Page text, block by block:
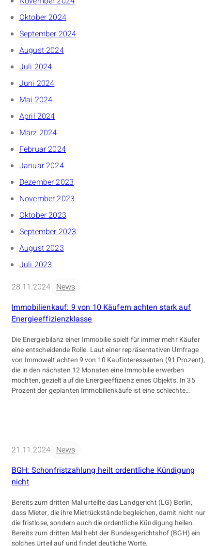
Oktober 2024
September 2024
August 2024
Juli 2024
Juni 2024
Mai 2024
April 2024
März 2024
Februar 2024
Januar 2024
Dezember 2023
November 2023
Oktober 2023
September 2023
August 2023
Juli 2023
28.11.2024 News
Immobilienkauf: 9 von 10 Käufern achten stark auf
Energieeffizienzklasse
Die Energiebilanz einer Immobilie spielt für immer mehr Käufer
eine entscheidende Rolle. Laut einer repräsentativen Umfrage
von Immowelt achten 9 von 10 Kaufinteressenten (91 Prozent),
die in den nächsten 12 Monaten eine Immobilie erwerben
möchten, gezielt auf die Energieeffizienz eines Objekts. In 35
Prozent der geplanten Immobilienkäufe ist eine schlechte
21.11.2024 News
BGH: Schonfristzahlung heilt ordentliche Kündigung
nicht
Bereits zum dritten Mal urteilte das Landgericht (LG) Berlin,
dass Mieter, die ihre Mietrückstände begleichen, damit nicht nur
die fristlose, sondern auch die ordentliche Kündigung heilen.
Bereits zum dritten Mal hebt der Bundesgerichtshof (BGH) ein
solches Urteil auf und findet deutliche Worte.